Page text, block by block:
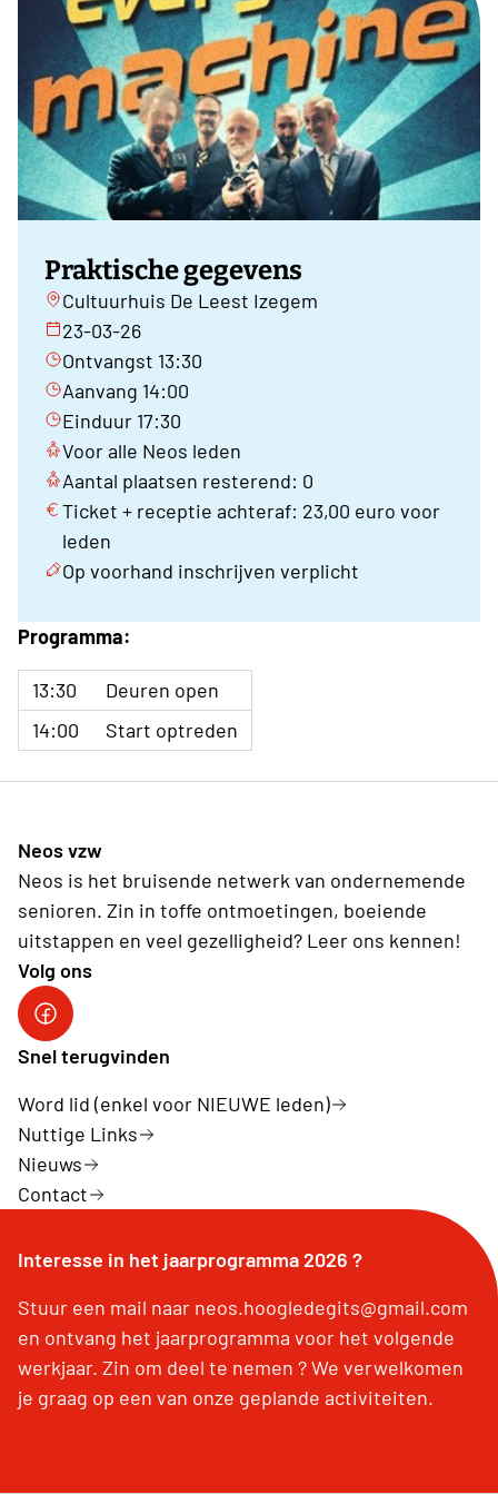
Praktische gegevens
Cultuurhuis De Leest Izegem
23-03-26
Ontvangst 13:30
Aanvang 14:00
Einduur 17:30
Voor alle Neos leden
Aantal plaatsen resterend: 0
Ticket + receptie achteraf: 23,00 euro voor
leden
Op voorhand inschrijven verplicht
Programma:
13:30
Deuren open
14:00
Start optreden
Neos vzw
Neos is het bruisende netwerk van ondernemende
senioren. Zin in toffe ontmoetingen, boeiende
uitstappen en veel gezelligheid? Leer ons kennen!
Volg ons
Snel terugvinden
Word lid (enkel voor NIEUWE leden)
Nuttige Links
Nieuws
Contact
Interesse in het jaarprogramma 2026 ?
Stuur een mail naar neos.hoogledegits@gmail.com
en ontvang het jaarprogramma voor het volgende
werkjaar. Zin om deel te nemen ? We verwelkomen
je graag op een van onze geplande activiteiten.